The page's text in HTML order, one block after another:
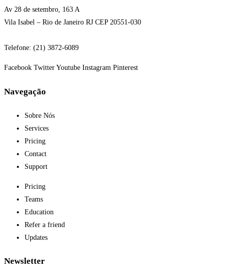
Av 28 de setembro, 163 A
Vila Isabel – Rio de Janeiro RJ CEP 20551-030
Telefone: (21) 3872-6089
Facebook Twitter Youtube Instagram Pinterest
Navegação
Sobre Nós
Services
Pricing
Contact
Support
Pricing
Teams
Education
Refer a friend
Updates
Newsletter